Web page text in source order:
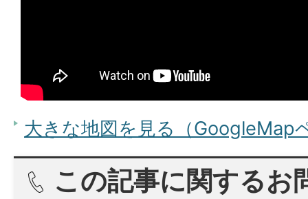
大きな地図を見る（GoogleMap
この記事に関するお